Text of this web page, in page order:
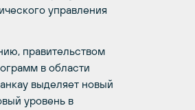
управления
правительством
в области
выделяет новый
уровень в